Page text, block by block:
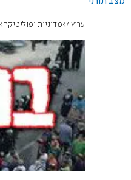
ערוץ 7 מדיניות ופוליטיקה